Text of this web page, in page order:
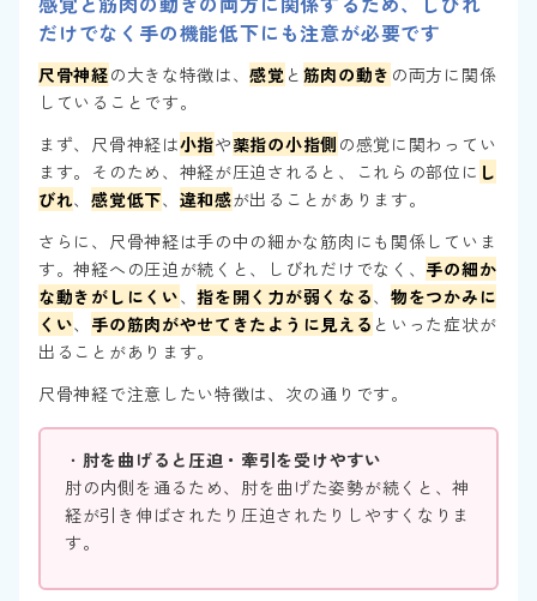
だけでなく手の機能低下にも注意が必要です
尺骨神経の大きな特徴は、感覚 と 筋肉の動き の両方に関係
していることです。
まず、尺骨神経は小指や薬指の小指側 の感覚に関わってい
ます。そのため、神経が圧迫されると、これらの部位に し
びれ、感覚低下、 違和感が出ることがあります。
さらに、尺骨神経は手の中の細かな筋肉にも関係していま
す。神経への圧迫が続くと、しびれだけでなく、 手の細か
な動きがしにくい、 指を開く力が弱くなる、物をつかみに
くい、 手の筋肉がやせてきたように見える といった症状が
出ることがあります。
尺骨神経で注意したい特徴は、次の通りです。
・ 肘を曲げると圧迫・牽引を受けやすい
肘の内側を通るため、肘を曲げた姿勢が続くと、神
経が引き伸ばされたり圧迫されたりしやすくなりま
す。